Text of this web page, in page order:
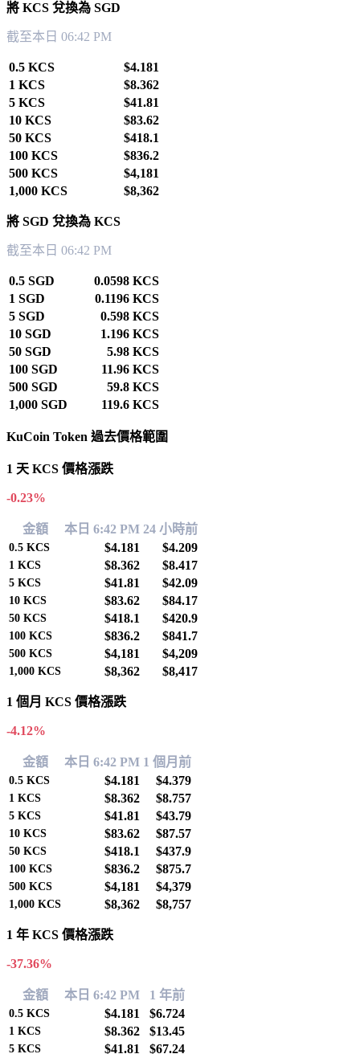
將 KCS 兌換為 SGD
截至本日 06:42 PM
0.5 KCS
$4.181
1 KCS
$8.362
5 KCS
$41.81
10 KCS
$83.62
50 KCS
$418.1
100 KCS
$836.2
500 KCS
$4,181
1,000 KCS
$8,362
將 SGD 兌換為 KCS
截至本日 06:42 PM
0.5 SGD
0.0598 KCS
1 SGD
0.1196 KCS
5 SGD
0.598 KCS
10 SGD
1.196 KCS
50 SGD
5.98 KCS
100 SGD
11.96 KCS
500 SGD
59.8 KCS
1,000 SGD
119.6 KCS
KuCoin Token 過去價格範圍
1 天 KCS 價格漲跌
-0.23%
金額 本日 6:42 PM 24 小時前
0.5 KCS $4.181 $4.209
1 KCS $8.362 $8.417
5 KCS $41.81 $42.09
10 KCS $83.62 $84.17
50 KCS $418.1 $420.9
100 KCS $836.2 $841.7
500 KCS $4,181 $4,209
1,000 KCS $8,362 $8,417
1 個月 KCS 價格漲跌
-4.12%
金額 本日 6:42 PM 1 個月前
0.5 KCS $4.181 $4.379
1 KCS $8.362 $8.757
5 KCS $41.81 $43.79
10 KCS $83.62 $87.57
50 KCS $418.1 $437.9
100 KCS $836.2 $875.7
500 KCS $4,181 $4,379
1,000 KCS $8,362 $8,757
1 年 KCS 價格漲跌
-37.36%
金額 本日 6:42 PM 1 年前
0.5 KCS $4.181 $6.724
1 KCS $8.362 $13.45
5 KCS $41.81 $67.24